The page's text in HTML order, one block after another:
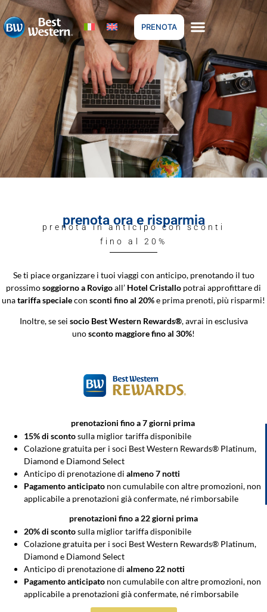
PRENOTA
prenota ora e risparmia
prenota in anticipo con sconti
fino al 20%
Se ti piace organizzare i tuoi viaggi con anticipo, prenotando il tuo
prossimosoggiorno a Rovigoall’ Hotel Cristallo potrai approfittare di
unatariffa specialecon sconti fino al 20%e prima prenoti, più risparmi!
Inoltre, se sei socio Best Western Rewards®, avrai in esclusiva
unosconto maggiore fino al 30%!
prenotazioni fino a 7 giorni prima
15% di scontosulla miglior tariffa disponibile
Colazione gratuita per i soci Best Western Rewards® Platinum,
Diamond e Diamond Select
Anticipo di prenotazione di almeno 7 notti
Pagamento anticipato non cumulabile con altre promozioni, non
applicabile a prenotazioni già confermate, né rimborsabile
prenotazioni fino a 22 giorni prima
20% di scontosulla miglior tariffa disponibile
Colazione gratuita per i soci Best Western Rewards® Platinum,
Diamond e Diamond Select
Anticipo di prenotazione di almeno 22 notti
Pagamento anticipato non cumulabile con altre promozioni, non
applicabile a prenotazioni già confermate, né rimborsabile